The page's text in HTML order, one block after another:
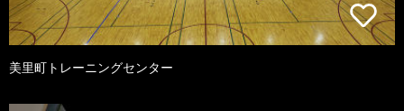
美里町トレーニングセンター